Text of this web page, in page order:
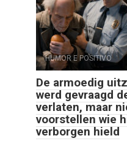
HUMOR E POSITIVO
De armoedig
werd gevraagd
verlaten, maar
voorstellen wie
verborgen hield